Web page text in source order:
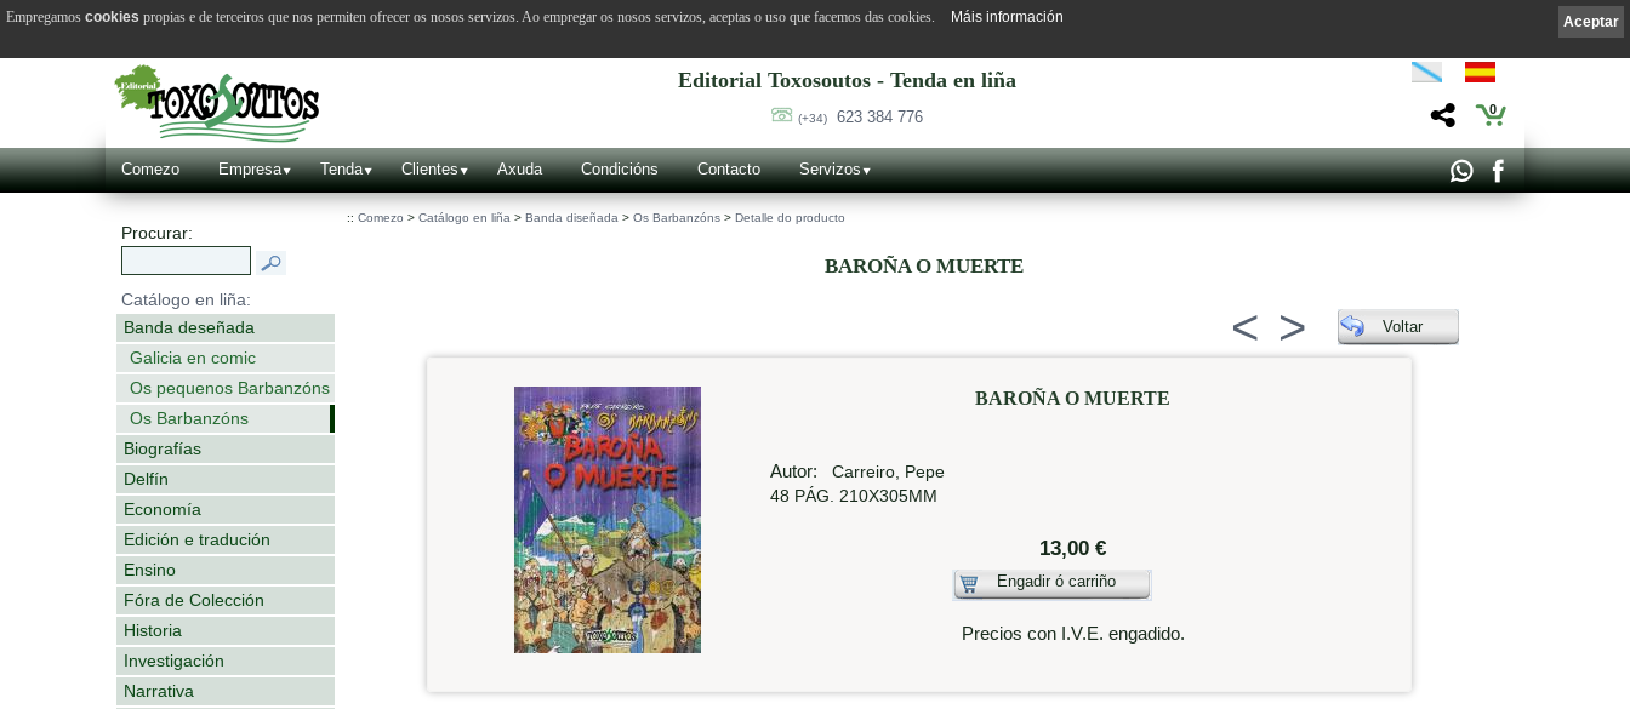
Editorial Toxosoutos - Tenda en liña
(+34) 623 384 776 0
Comezo Empresa Tenda Clientes Axuda Condicións Contacto Servizos
Procurar:
Catálogo en liña:
Banda deseñada
Galicia en comic
Os pequenos Barbanzóns
Os Barbanzóns
Biografías
Delfín
Economía
Edición e tradución
Ensino
Fóra de Colección
Historia
Investigación
Narrativa
:: Comezo > Catálogo en liña > Banda diseñada > Os Barbanzóns > Detalle do producto
BAROÑA O MUERTE
< > Voltar
BAROÑA O MUERTE
Autor: Carreiro, Pepe
48 PÁG. 210X305MM
13,00 €
Engadir ó carriño
Precios con I.V.E. engadido.
Aceptar
Empregamos cookies propias e de terceiros que nos permiten ofrecer os nosos servizos. Ao empregar os nosos servizos, aceptas o uso que facemos das cookies. Máis información